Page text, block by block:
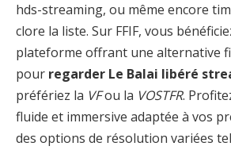
hds-streaming, ou même encore
clore la liste. Sur FFIF, vous
plateforme offrant une alternative
pour regarder Le Balai libéré
préfériez la VFou la VOSTFR.
fluide et immersive adaptée à vos
des options de résolution variées